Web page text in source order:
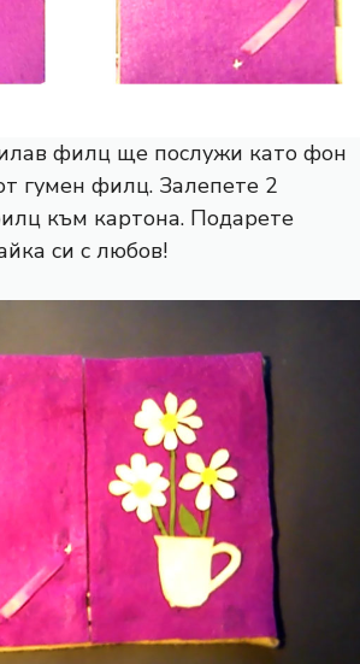
филц ще послужи като фон
гумен филц. Залепете 2
към картона. Подарете
си с любов!